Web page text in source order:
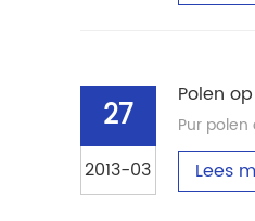
27
2013-03
Polen
Pur
Lees